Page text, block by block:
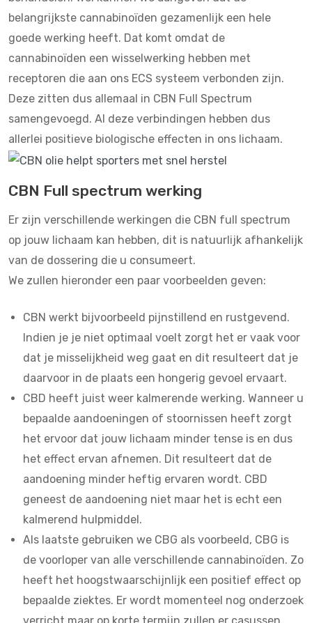
belangrijkste cannabinoïden gezamenlijk een hele
goede werking heeft. Dat komt omdat de
cannabinoïden een wisselwerking hebben met
receptoren die aan ons ECS systeem verbonden zijn.
Deze zitten dus allemaal in CBN Full Spectrum
samengevoegd. Al deze verbindingen hebben dus
allerlei positieve biologische effecten in ons lichaam.
CBN Full spectrum werking
Er zijn verschillende werkingen die CBN full spectrum
op jouw lichaam kan hebben, dit is natuurlijk afhankelijk
van de dossering die u consumeert.
We zullen hieronder een paar voorbeelden geven:
CBN werkt bijvoorbeeld pijnstillend en rustgevend.
Indien je je niet optimaal voelt zorgt het er vaak voor
dat je misselijkheid weg gaat en dit resulteert dat je
daarvoor in de plaats een hongerig gevoel ervaart.
CBD heeft juist weer kalmerende werking. Wanneer u
bepaalde aandoeningen of stoornissen heeft zorgt
het ervoor dat jouw lichaam minder tense is en dus
het effect ervan afnemen. Dit resulteert dat de
aandoening minder heftig ervaren wordt. CBD
geneest de aandoening niet maar het is echt een
kalmerend hulpmiddel.
Als laatste gebruiken we CBG als voorbeeld, CBG is
de voorloper van alle verschillende cannabinoïden. Zo
heeft het hoogstwaarschijnlijk een positief effect op
bepaalde ziektes. Er wordt momenteel nog onderzoek